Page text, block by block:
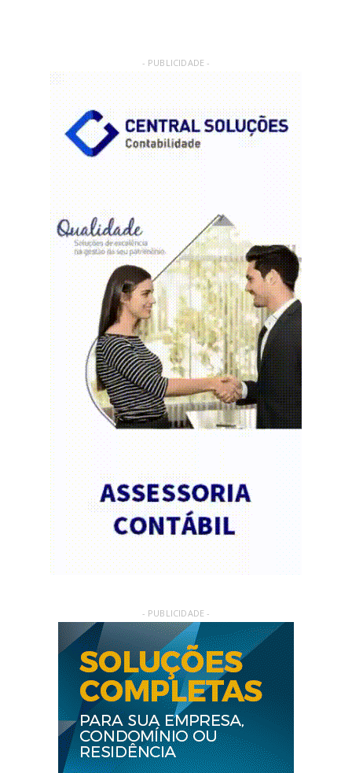
- PUBLICIDADE -
- PUBLICIDADE -